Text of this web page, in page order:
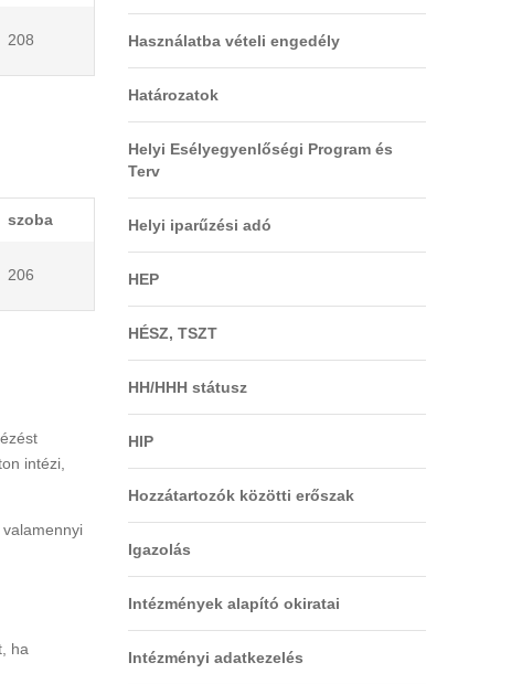
208
szoba
206
intézi,
ha
Használatba vételi engedély
Határozatok
Helyi Esélyegyenlőségi Program és
Terv
Helyi iparűzési adó
HEP
HÉSZ, TSZT
HH/HHH státusz
HIP
Hozzátartozók közötti erőszak
Igazolás
Intézmények alapító okiratai
Intézményi adatkezelés